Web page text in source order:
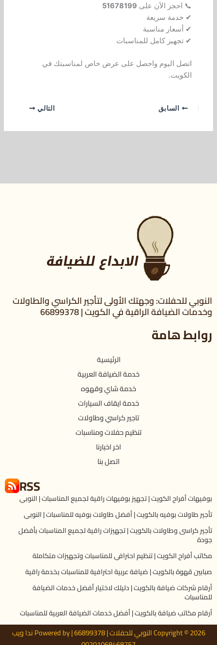
📞 احجز الآن على 51678199
✔ خدمة سريعة
✔ أسعار مناسبة
✔ تجهيز كامل للمناسبات
اتصل اليوم واحصل على عرض خاص لمناسبتك في
الكويت.
السابق التالي
النوبي للحفلات: وجهتك الأولى لتأجير الكراسي والطاولات
وخدمات الضيافة الراقية في الكويت | 66899378
روابط هامة
الرئيسية
خدمة الضيافة العربية
خدمة شاي وقهوه
خدمة ايقاف السيارات
تاجير كراسي وطاولات
تنظيم حفلات ومناسبات
اخر اخبارنا
اتصل بنا
RSS
بوفيهات أفراح الكويت | تجهيز بوفيهات راقية لجميع المناسبات | النوبي
تأجير طاولات بوفيه بالكويت | أفضل طاولات بوفيه للمناسبات | النوبي
تأجير كراسى وطاولات بالكويت | تجهيزات راقية لجميع المناسبات بأفضل
جودة
مكاتب أفراح الكويت | تنظيم احترافي للمناسبات وتجهيزات متكاملة
صبابين قهوة بالكويت | ضيافة عربية احترافية للمناسبات بخدمة راقية
أرقام شركات ضيافة بالكويت | دليلك لاختيار أفضل خدمات الضيافة
للمناسبات
أرقام مكاتب ضيافة بالكويت | أفضل خدمات الضيافة العربية للمناسبات
Copyright © 2026 النوبي للحفلات | 66899378 | Powered by ندا ويب